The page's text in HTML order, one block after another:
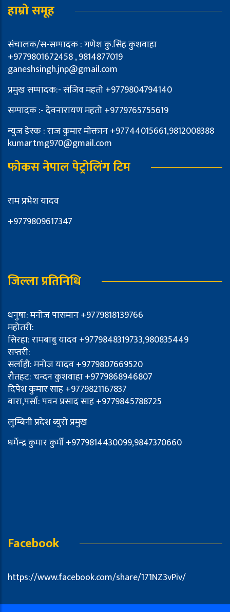
हाम्रो समूह
संचालक/स-सम्पादक : गणेश कु.सिंह कुशवाहा
+9779801672458 , 9814877019
ganeshsingh.jnp@gmail.com
प्रमुख सम्पादक:- संजिव महतो +9779804794140
सम्पादक :- देवनारायण महतो +9779765755619
न्युज डेस्क : राज कुमार मोक्तान +97744015661,9812008388
kumartmg970@gmail.com
फोकस नेपाल पेट्रोलिंग टिम
राम प्रभेश यादव
+9779809617347
जिल्ला प्रतिनिधि
धनुषा: मनोज पासमान +9779818139766
महोतरी:
सिरहा: रामबाबु यादव +9779848319733,980835449
सप्तरी:
सर्लाही: मनोज यादव +9779807669520
रौतहट: चन्दन कुशवाहा +9779868946807
दिपेश कुमार साह +9779821167837
बारा,पर्सा: पवन प्रसाद साह +9779845788725
लुम्बिनी प्रदेश ब्युरो प्रमुख
धर्मेन्द्र कुमार कुर्मी +9779814430099,9847370660
Facebook
https://www.facebook.com/share/171NZ3vPiv/